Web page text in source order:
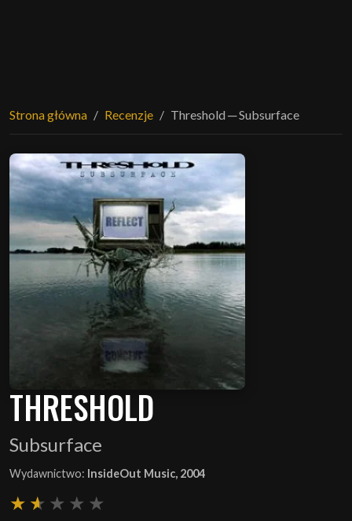
Strona główna Recenzje Threshold ─ Subsurface
THRESHOLD
Subsurface
Wydawnictwo: InsideOut Music, 2004